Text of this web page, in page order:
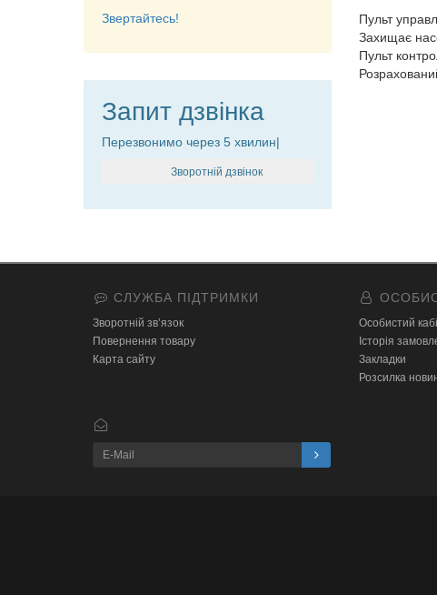
Звертайтесь!
Запит дзвінка
Перезвонимо через 5 хвилин|
Зворотній дзвінок
Пульт
Захищає
Пульт
СЛУЖБА ПІДТРИМКИ
Зворотній зв’язок
Повернення товару
Карта сайту
Особистий
Історія
Закладки
Розсилка